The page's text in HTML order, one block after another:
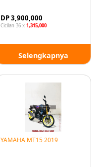
DP 3,900,000
Cicilan 36 x 1,315,000
Selengkapnya
YAMAHA MT15 2019